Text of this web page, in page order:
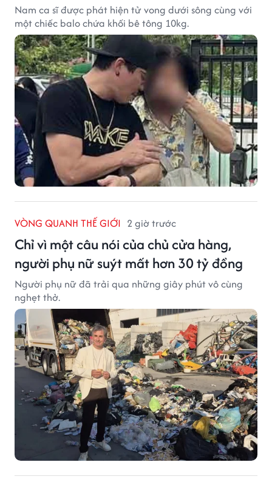
Nam ca sĩ được phát hiện tử vong dưới sông cùng với
một chiếc balo chứa khối bê tông 10kg.
VÒNG QUANH THẾ GIỚI 2 giờ trước
Chỉ vì một câu nói của chủ cửa hàng,
người phụ nữ suýt mất hơn 30 tỷ đồng
Người phụ nữ đã trải qua những giây phút vô cùng
nghẹt thở.